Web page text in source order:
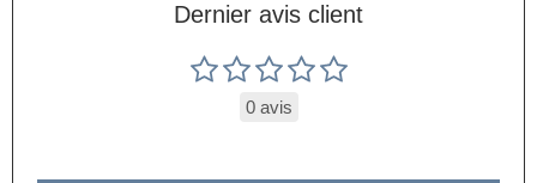
Dernier avis client
0 avis